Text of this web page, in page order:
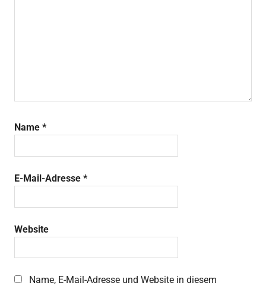
Name *
E-Mail-Adresse *
Website
Name, E-Mail-Adresse und Website in diesem